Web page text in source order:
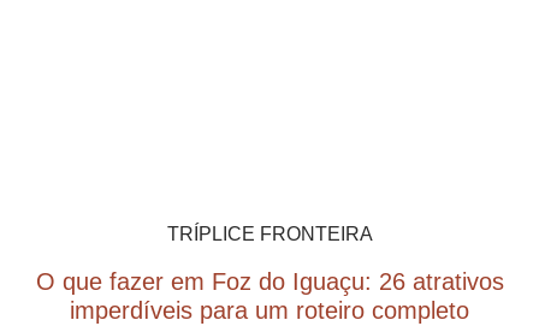
TRÍPLICE FRONTEIRA
O que fazer em Foz do Iguaçu: 26 atrativos
imperdíveis para um roteiro completo